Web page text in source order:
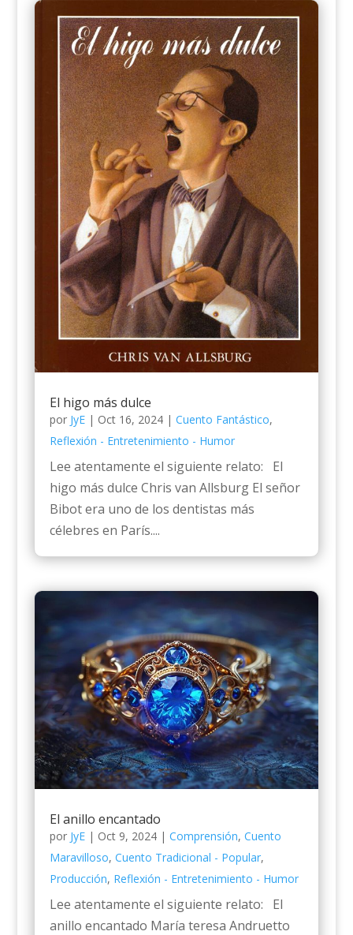
El higo más dulce
por JyE| Oct 16, 2024| Cuento Fantástico,
Reflexión - Entretenimiento - Humor
Lee atentamente el siguiente relato: El
higo más dulce Chris van Allsburg El señor
Bibot era uno de los dentistas más
célebres en París....
El anillo encantado
por JyE| Oct 9, 2024| Comprensión, Cuento
Maravilloso, Cuento Tradicional - Popular,
Producción, Reflexión - Entretenimiento - Humor
Lee atentamente el siguiente relato: El
anillo encantado María teresa Andruetto